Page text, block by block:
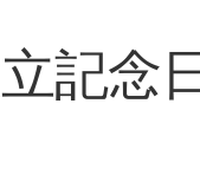
記念